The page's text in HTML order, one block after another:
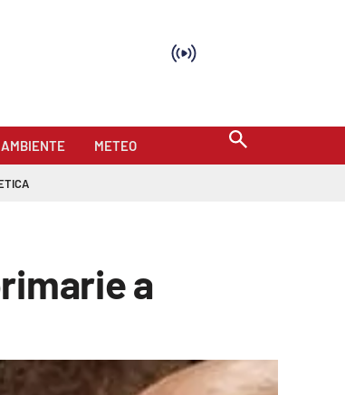
AMBIENTE METEO
a